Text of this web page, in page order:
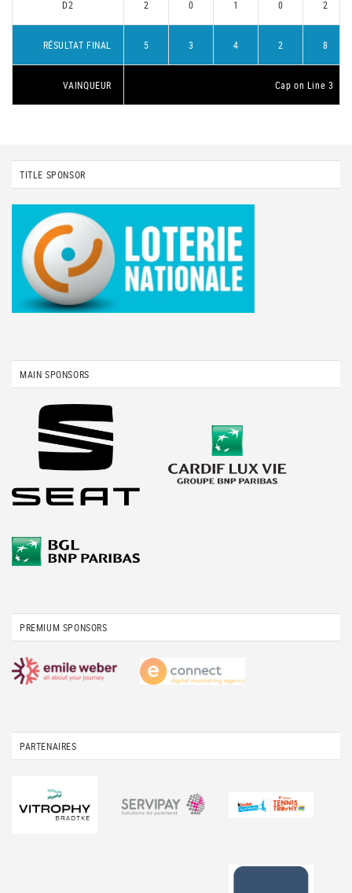
D2 2 0 1 0 2
RÉSULTAT FINAL 5 3 4 2 8
VAINQUEUR Cap on Line 3
TITLE SPONSOR
MAIN SPONSORS
PREMIUM SPONSORS
PARTENAIRES